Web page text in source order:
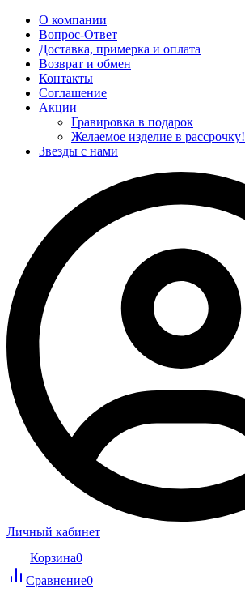
О компании
Вопрос-Ответ
Доставка, примерка и оплата
Возврат и обмен
Контакты
Соглашение
Акции
Гравировка в подарок
Желаемое изделие в рассрочку!
Звезды с нами
Личный кабинет
Корзина0
Сравнение0